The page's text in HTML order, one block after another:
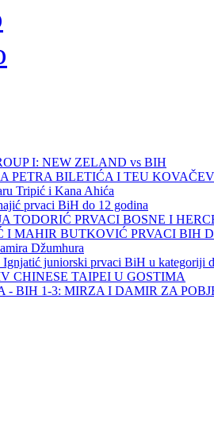
I: NEW ZELAND vs BIH
PETRA BILETIĆA I TEU
Tripić i Kana Ahića
prvaci BiH do 12 godina
TODORIĆ PRVACI BOSNE I
I MAHIR BUTKOVIĆ PRVACI BIH
Džumhura
Ignjatić juniorski prvaci BiH u kategoriji
CHINESE TAIPEI U GOSTIMA
- BIH 1-3: MIRZA I DAMIR ZA